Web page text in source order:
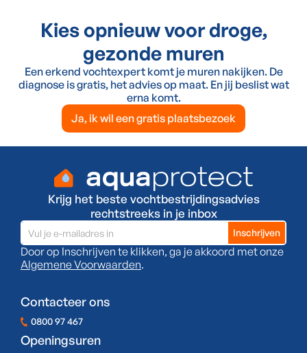
Kies opnieuw voor droge,
gezonde muren
Een erkend vochtexpert komt je muren nakijken. De
diagnose is gratis, het advies op maat. En jij beslist wat
erna komt.
Ja, ik wil een gratis plaatsbezoek
Krijg het beste vochtbestrijdingsadvies
rechtstreeks in je inbox
Door op Inschrijven te klikken, ga je akkoord met onze
Algemene Voorwaarden.
Contacteer ons
0800 97 467
Openingsuren